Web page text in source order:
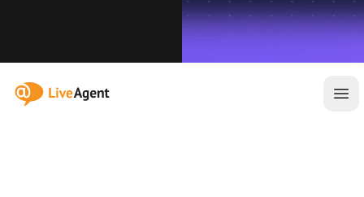
:site.title